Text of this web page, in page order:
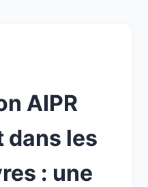
AIPR
dans les
: une